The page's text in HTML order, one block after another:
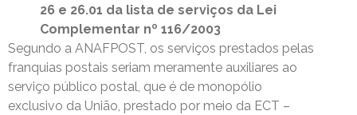
26 e 26.01 da lista de serviços da Lei
Complementar nº 116/2003
Segundo a ANAFPOST, os serviços prestados pelas
franquias postais seriam meramente auxiliares ao
serviço público postal, que é de monopólio
exclusivo da União, prestado por meio da ECT –